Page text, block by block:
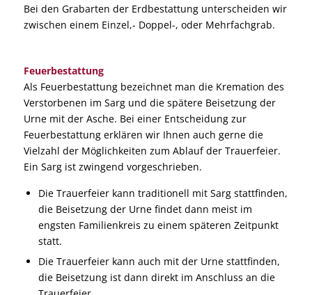
Bei den Grabarten der Erdbestattung unterscheiden wir
zwischen einem Einzel,- Doppel-, oder Mehrfachgrab.
Feuerbestattung
Als Feuerbestattung bezeichnet man die Kremation des
Verstorbenen im Sarg und die spätere Beisetzung der
Urne mit der Asche. Bei einer Entscheidung zur
Feuerbestattung erklären wir Ihnen auch gerne die
Vielzahl der Möglichkeiten zum Ablauf der Trauerfeier.
Ein Sarg ist zwingend vorgeschrieben.
Die Trauerfeier kann traditionell mit Sarg stattfinden,
die Beisetzung der Urne findet dann meist im
engsten Familienkreis zu einem späteren Zeitpunkt
statt.
Die Trauerfeier kann auch mit der Urne stattfinden,
die Beisetzung ist dann direkt im Anschluss an die